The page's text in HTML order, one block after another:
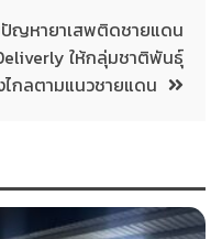
ปัญหายาเสพติดชายแดน
ให้กลุ่มชาติพันธ์ุ
ไกลตามแนวชายแดน